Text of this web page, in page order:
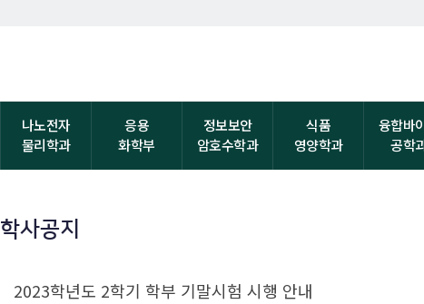
나노전자
물리학과
응용
화학부
정보보안
암호수학과
식품
영양학과
융합바
공학
학사공지
2023학년도 2학기 학부 기말시험 시행 안내